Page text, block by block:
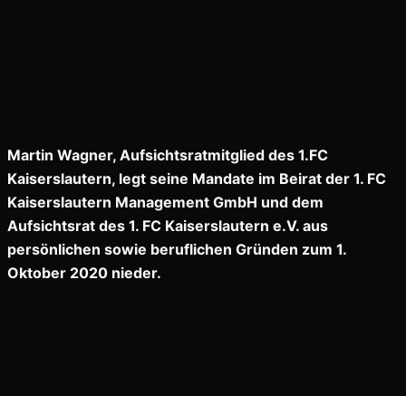
Martin Wagner, Aufsichtsratmitglied des 1.FC
Kaiserslautern, legt seine Mandate im Beirat der 1. FC
Kaiserslautern Management GmbH und dem
Aufsichtsrat des 1. FC Kaiserslautern e.V. aus
persönlichen sowie beruflichen Gründen zum 1.
Oktober 2020 nieder.